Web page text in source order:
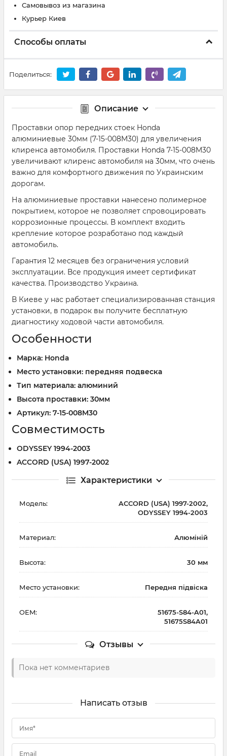
Самовывоз из магазина
Курьер Киев
Способы оплаты
Поделиться:
Описание
Проставки опор передних стоек Honda
алюминиевые 30мм (7-15-008M30) для увеличения
клиренса автомобиля. Проставки Honda 7-15-008M30
увеличивают клиренс автомобиля на 30мм, что очень
важно для комфортного движения по Украинским
дорогам.
На алюминиевые проставки нанесено полимерное
покрытием, которое не позволяет спровоцировать
коррозионные процессы. В комплект входить
крепление которое розработано под каждый
автомобиль.
Гарантия 12 месяцев без ограничения условий
эксплуатации. Все продукция имеет сертификат
качества. Производство Украина.
В Киеве у нас работает специализированная станция
установки, в подарок вы получите бесплатную
диагностику ходовой части автомобиля.
Особенности
Марка: Honda
Место установки: передняя подвеска
Тип материала: алюминий
Высота проставки: 30мм
Артикул: 7-15-008M30
Совместимость
ODYSSEY 1994-2003
ACCORD (USA) 1997-2002
Характеристики
Модель:
ACCORD (USA) 1997-2002,
ODYSSEY 1994-2003
Материал: Алюміній
Высота: 30 мм
Место установки: Передня підвіска
OEM:
51675-S84-A01,
51675S84A01
Отзывы
Пока нет комментариев
Написать отзыв
Имя*
Email